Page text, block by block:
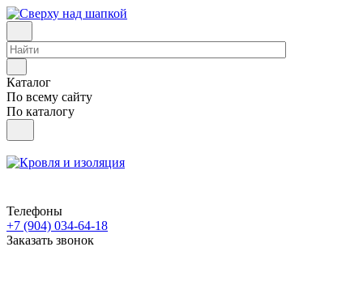
Каталог
По всему сайту
По каталогу
Телефоны
+7 (904) 034-64-18
Заказать звонок